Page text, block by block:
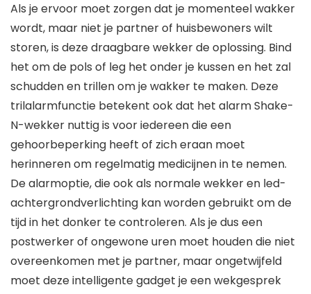
Als je ervoor moet zorgen dat je momenteel wakker
wordt, maar niet je partner of huisbewoners wilt
storen, is deze draagbare wekker de oplossing. Bind
het om de pols of leg het onder je kussen en het zal
schudden en trillen om je wakker te maken. Deze
trilalarmfunctie betekent ook dat het alarm Shake-
N-wekker nuttig is voor iedereen die een
gehoorbeperking heeft of zich eraan moet
herinneren om regelmatig medicijnen in te nemen.
De alarmoptie, die ook als normale wekker en led-
achtergrondverlichting kan worden gebruikt om de
tijd in het donker te controleren. Als je dus een
postwerker of ongewone uren moet houden die niet
overeenkomen met je partner, maar ongetwijfeld
moet deze intelligente gadget je een wekgesprek